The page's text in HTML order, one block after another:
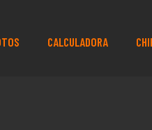
CALCULADORA